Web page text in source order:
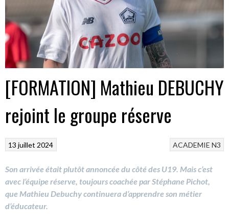
[FORMATION] Mathieu DEBUCHY
rejoint le groupe réserve
ACADEMIE N3
13 juillet 2024
Son arrivée était plutôt annoncée du côté des U19. Mais c’est
avec l’équipe réserve, toujours coachée par Stéphane Pichot,
que Mathieu Debuchy continuera d’apprendre son métier
d’éducateur.